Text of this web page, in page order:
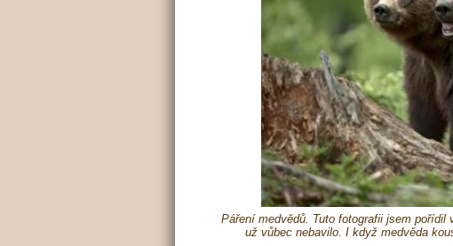
Páření medvědů. Tuto fotografii jsem
už vůbec nebavilo. I když medvěda